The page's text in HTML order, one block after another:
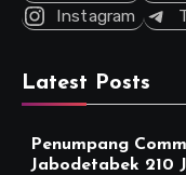
Instagram
Latest Posts
Penumpang
Jabodetabek 210